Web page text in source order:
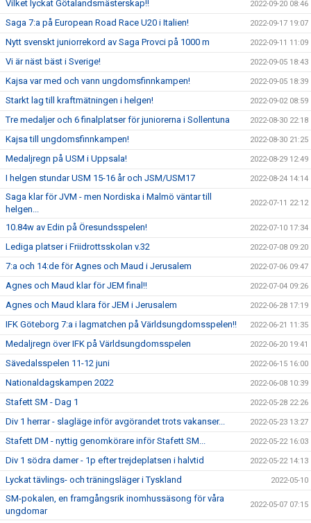
Vilket lyckat Götalandsmästerskap!! 2022-09-20 08:46
Saga 7:a på European Road Race U20 i Italien! 2022-09-17 19:07
Nytt svenskt juniorrekord av Saga Provci på 1000 m 2022-09-11 11:09
Vi är näst bäst i Sverige! 2022-09-05 18:43
Kajsa var med och vann ungdomsfinnkampen! 2022-09-05 18:39
Starkt lag till kraftmätningen i helgen! 2022-09-02 08:59
Tre medaljer och 6 finalplatser för juniorerna i Sollentuna 2022-08-30 22:18
Kajsa till ungdomsfinnkampen! 2022-08-30 21:25
Medaljregn på USM i Uppsala! 2022-08-29 12:49
I helgen stundar USM 15-16 år och JSM/USM17 2022-08-24 14:14
Saga klar för JVM - men Nordiska i Malmö väntar till
helgen...
2022-07-11 22:12
10.84w av Edin på Öresundsspelen! 2022-07-10 17:34
Lediga platser i Friidrottsskolan v.32 2022-07-08 09:20
7:a och 14:de för Agnes och Maud i Jerusalem 2022-07-06 09:47
Agnes och Maud klar för JEM final!! 2022-07-04 09:26
Agnes och Maud klara för JEM i Jerusalem 2022-06-28 17:19
IFK Göteborg 7:a i lagmatchen på Världsungdomsspelen!! 2022-06-21 11:35
Medaljregn över IFK på Världsungdomsspelen 2022-06-20 19:41
Sävedalsspelen 11-12 juni 2022-06-15 16:00
Nationaldagskampen 2022 2022-06-08 10:39
Stafett SM - Dag 1 2022-05-28 22:26
Div 1 herrar - slagläge inför avgörandet trots vakanser... 2022-05-23 13:27
Stafett DM - nyttig genomkörare inför Stafett SM... 2022-05-22 16:03
Div 1 södra damer - 1p efter trejdeplatsen i halvtid 2022-05-22 14:13
Lyckat tävlings- och träningsläger i Tyskland 2022-05-10
SM-pokalen, en framgångsrik inomhussäsong för våra
ungdomar
2022-05-07 07:15